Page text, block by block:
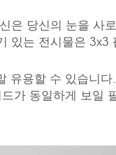
은 당신의 눈을 사
있는 전시물은 3x3
유용할 수 있습니
가 동일하게 보일